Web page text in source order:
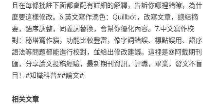
且在每條批註下面都會配有詳細的解釋，告訴你哪裡錯瞭，為什
麼要這樣修改。6.英文寫作潤色：Quillbot，改寫文章，總結摘
要，語序調整，同義詞替換，會幫你優化內容。7.中文寫作校
對：秘塔寫作貓，功能比較豐富，像字詞錯誤、標點誤用、語序
語法等問題都能進行校對，並給出修改建議。這裡是@阿戴期刊
匯，分享論文投稿經驗，最新期刊資訊，評職，畢業，發文不盲
目！#知識科普##論文#
相关文章